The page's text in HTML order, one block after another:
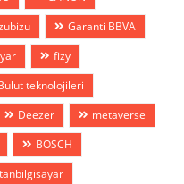
Garanti BBVA
fizy
teknolojileri
Deezer
metaverse
BOSCH